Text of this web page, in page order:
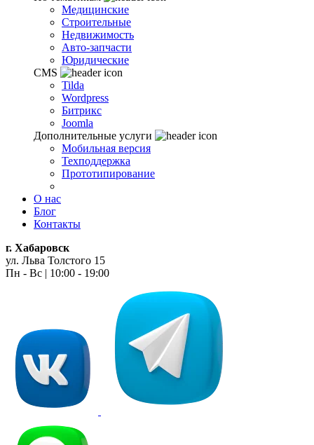
Медицинские
Строительные
Недвижимость
Авто-запчасти
Юридические
CMS
Tilda
Wordpress
Битрикс
Joomla
Дополнительные услуги
Мобильная версия
Техподдержка
Прототипирование
О нас
Блог
Контакты
г. Хабаровск
ул. Льва Толстого 15
Пн - Вс | 10:00 - 19:00